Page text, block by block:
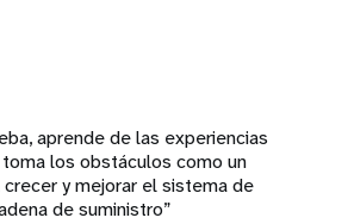
aprende de las experiencias
los obstáculos como un
y mejorar el sistema de
de suministro”